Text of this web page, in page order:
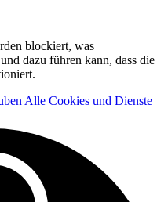
blockiert, was
dazu führen kann, dass die
Alle Cookies und Dienste